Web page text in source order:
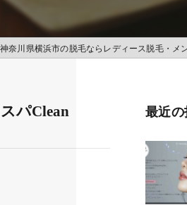
神奈川県横浜市の脱毛ならレディース脱毛・メ
パClean
最近の